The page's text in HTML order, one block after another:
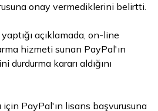
onay vermediklerini belirtti.
açıklamada, on-line
hizmeti sunan PayPal'ın
kararı aldığını
için PayPal'ın lisans başvurusuna